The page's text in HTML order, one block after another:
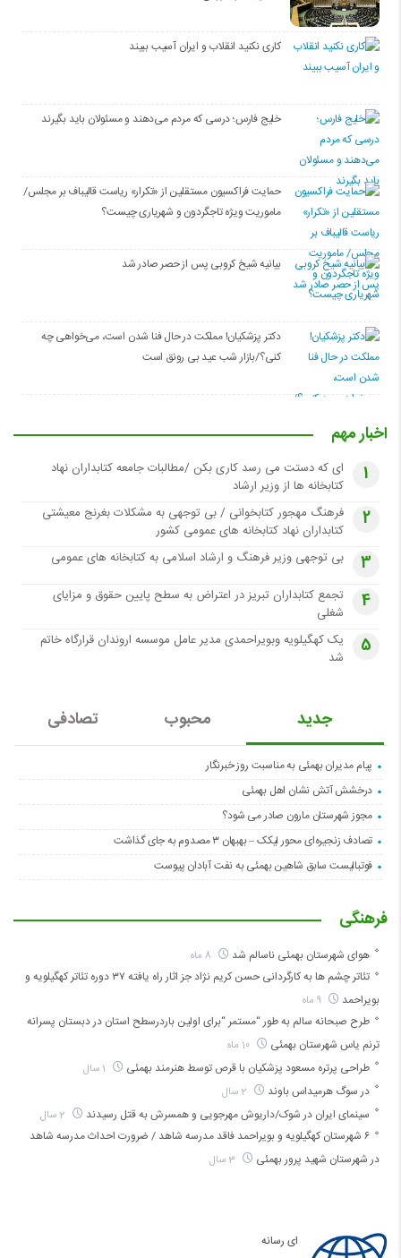
کاری نکنید انقلاب و ایران آسیب ببیند
خلیج فارس؛ درسی که مردم می‌دهند و مسئولان باید بگیرند
حمایت فراکسیون مستقلین از «تکرار» ریاست قالیباف بر مجلس/
ماموریت ویژه تاجگردون و شهریاری چیست؟
بیانیه شیخ کروبی پس از حصر صادر شد
دکتر پزشکیان! مملکت در حال فنا شدن است، می‌خواهی چه
کنی؟/بازار شب عید بی رونق است
اخبار مهم
1
ای که دستت می رسد کاری بکن /مطالبات جامعه کتابداران نهاد
کتابخانه ها از وزیر ارشاد
2
فرهنگ مهجور کتابخوانی / بی توجهی به مشکلات بغرنج معیشتی
کتابداران نهاد کتابخانه های عمومی کشور
3 بی توجهی وزیر فرهنگ و ارشاد اسلامی به کتابخانه های عمومی
4
تجمع کتابداران تبریز در اعتراض به سطح پایین حقوق و مزایای
شغلی
5
یک کهگیلویه وبویراحمدی مدیر عامل موسسه اروندان قرارگاه خاتم
شد
جدید محبوب تصادفی
پیام مدیران بهمئی به مناسبت روز خبرنگار
درخشش آتش نشان اهل بهمئی
مجوز شهرستان مارون صادر می شود؟
تصادف زنجیره‌ای محور لیکک – بهبهان ۳ مصدوم به جای گذاشت
فوتبالیست سابق شاهین بهمئی به نفت آبادان پیوست
فرهنگی
هوای شهرستان بهمئی ناسالم شد
تئاتر چشم ها به کارگردانی حسن کریم نژاد جز اثار راه یافته ۳۷ دوره تئاتر کهگیلویه و
بویراحمد
طرح صبحانه سالم به طور “مستمر “برای اولین باردرسطح استان در دبستان پسرانه
ترنم یاس شهرستان بهمئی
طراحی پرتره مسعود پزشکیان با قرص توسط هنرمند بهمئی
در سوگ هرمیداس باوند
سینمای ایران در شوک/داریوش مهرجویی و همسرش به قتل رسیدند
۶ شهرستان کهگیلویه و بویراحمد فاقد مدرسه شاهد / ضرورت احداث مدرسه شاهد
در شهرستان شهید پرور بهمئی
ای رسانه